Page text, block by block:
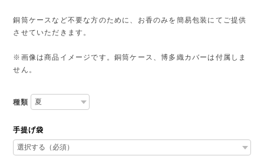
銅筒ケースなど不要な方のために、お香のみを簡易包装にてご提供
させていただきます。
※画像は商品イメージです。銅筒ケース、博多織カバーは付属しま
せん。
種類
手提げ袋